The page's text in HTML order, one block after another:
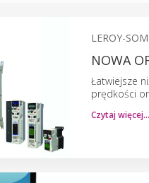
LEROY-
NOWA
Łatwiejsze
prędkości
Czytaj więcej…